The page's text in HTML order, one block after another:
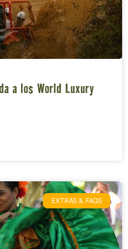
a los World Luxury
EXTRAS & FAQS